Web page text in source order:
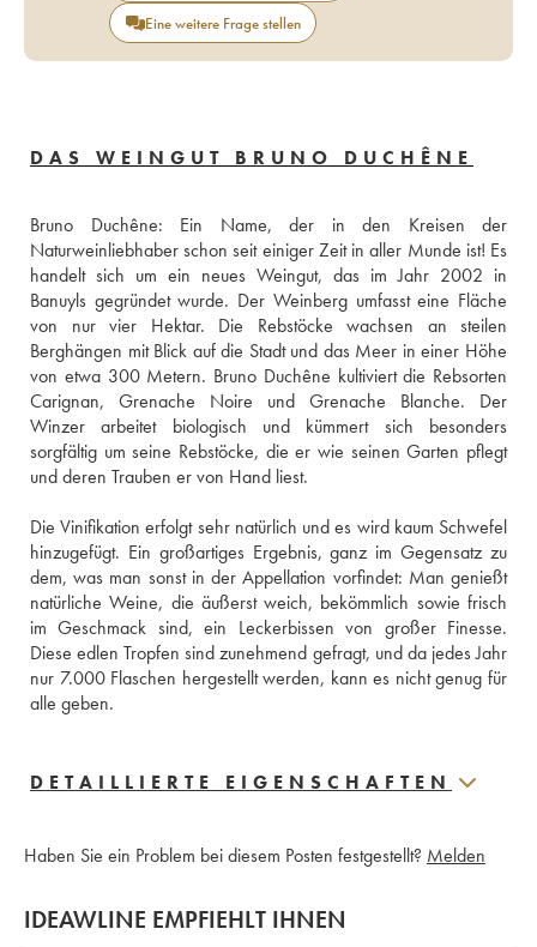
Eine weitere Frage stellen
DAS WEINGUT BRUNO DUCHÊNE
Bruno Duchêne: Ein Name, der in den Kreisen der
Naturweinliebhaber schon seit einiger Zeit in aller Munde ist! Es
handelt sich um ein neues Weingut, das im Jahr 2002 in
Banuyls gegründet wurde. Der Weinberg umfasst eine Fläche
von nur vier Hektar. Die Rebstöcke wachsen an steilen
Berghängen mit Blick auf die Stadt und das Meer in einer Höhe
von etwa 300 Metern. Bruno Duchêne kultiviert die Rebsorten
Carignan, Grenache Noire und Grenache Blanche. Der
Winzer arbeitet biologisch und kümmert sich besonders
sorgfältig um seine Rebstöcke, die er wie seinen Garten pflegt
und deren Trauben er von Hand liest.
Die Vinifikation erfolgt sehr natürlich und es wird kaum Schwefel
hinzugefügt. Ein großartiges Ergebnis, ganz im Gegensatz zu
dem, was man sonst in der Appellation vorfindet: Man genießt
natürliche Weine, die äußerst weich, bekömmlich sowie frisch
im Geschmack sind, ein Leckerbissen von großer Finesse.
Diese edlen Tropfen sind zunehmend gefragt, und da jedes Jahr
nur 7.000 Flaschen hergestellt werden, kann es nicht genug für
DETAILLIERTE EIGENSCHAFTEN
Haben Sie ein Problem bei diesem Posten festgestellt? Melden
IDEAWLINE EMPFIEHLT IHNEN